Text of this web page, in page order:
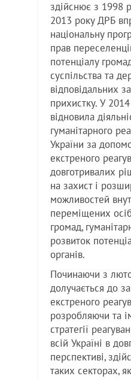
здійснює з 1998
2013 року ДРБ
національну
прав
потенціалу
суспільства та
відповідальних
прихистку. У
відновила
гуманітарного
України за
екстреного
довготривалих
на захист і
можливостей
переміщених
громад,
розвиток
органів.
Починаючи з
долучається до
екстреного
розробляючи та
стратегії
всій Україні в
перспективі,
таких секторах,